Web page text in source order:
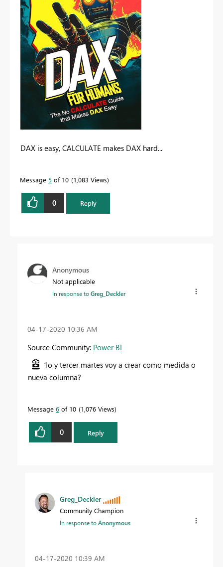
DAX is easy, CALCULATE makes DAX hard...
Message 5 of 10 1,083 Views
0 Reply
Anonymous
Not applicable
In response toGreg_Deckler
‎04-17-2020 10:36 AM
Source Community: Power BI
1o y tercer martes voy a crear como medida o
nueva columna?
Message 6 of 10 1,076 Views
0 Reply
Greg_Deckler
Community Champion
In response toAnonymous
‎04-17-2020 10:39 AM